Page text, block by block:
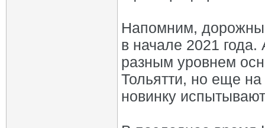
Напомним,
в начале 2021 года.
разным уровнем
Тольятти, но еще
новинку